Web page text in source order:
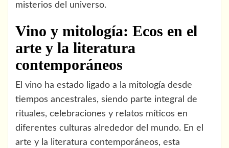
misterios del universo.
Vino y mitología: Ecos en el
arte y la literatura
contemporáneos
El vino ha estado ligado a la mitología desde
tiempos ancestrales, siendo parte integral de
rituales, celebraciones y relatos míticos en
diferentes culturas alrededor del mundo. En el
arte y la literatura contemporáneos, esta